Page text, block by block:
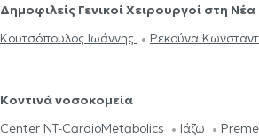
Δημοφιλείς Γενικοί Χειρουργοί στη
Κουτσόπουλος Ιωάννης
Ρεκούνα
Κοντινά νοσοκομεία
Center NT-CardioMetabolics
Ιάζω